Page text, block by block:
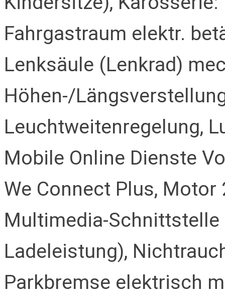
Fahrgastraum elektr.
Lenksäule (Lenkrad)
Höhen-/
Leuchtweitenregelung,
Mobile Online Dienste
We Connect Plus, Motor
Multimedia-Schnittstelle
Ladeleistung),
Parkbremse elektrisch